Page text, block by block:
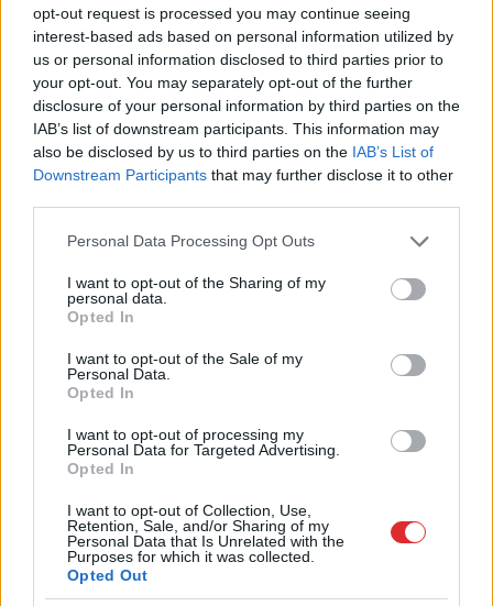
opt-out request is processed you may continue seeing
interest-based ads based on personal information utilized by
us or personal information disclosed to third parties prior to
your opt-out. You may separately opt-out of the further
disclosure of your personal information by third parties on the
IAB’s list of downstream participants. This information may
also be disclosed by us to third parties on the IAB’s List of
Downstream Participants that may further disclose it to other
Please note that this website/app uses one or more Google
not limited to your visit or usage behaviour. You may click to
grant or deny consent to Google and its third-party tags to
use your data for below specified purposes in below Google
consent section.
Personal Data Processing Opt Outs
I want to opt-out of the Sharing of my
personal data.
Opted In
I want to opt-out of the Sale of my
Personal Data.
Opted In
I want to opt-out of processing my
Personal Data for Targeted Advertising.
Opted In
I want to opt-out of Collection, Use,
Retention, Sale, and/or Sharing of my
Personal Data that Is Unrelated with the
Purposes for which it was collected.
Opted Out
Publicitātes foto
Pagatavošana:
Glāzē iepilda ledu – pilnu glāzi, pievieno pusi
citrona šķēlītes (apmēram 4 mm biezu), pievieno
ceturtdaļu vidēji liela, nogatavota laima, 4 saldētas
smilšērkšķu ogas un 4 saldētavā noturētas
dzērvenes, pievieno 75 ml “Smiltsērkšķu
Akmeņlauzis”, 100 ml